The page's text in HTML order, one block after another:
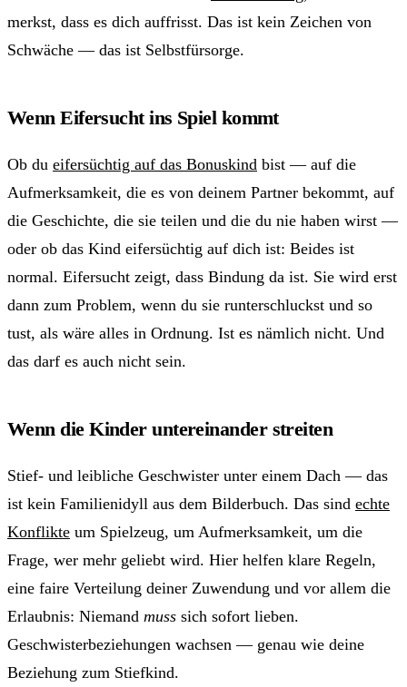
merkst, dass es dich auffrisst. Das ist kein Zeichen von
Schwäche — das ist Selbstfürsorge.
Wenn Eifersucht ins Spiel kommt
Ob du eifersüchtig auf das Bonuskind bist — auf die
Aufmerksamkeit, die es von deinem Partner bekommt, auf
die Geschichte, die sie teilen und die du nie haben wirst —
oder ob das Kind eifersüchtig auf dich ist: Beides ist
normal. Eifersucht zeigt, dass Bindung da ist. Sie wird erst
dann zum Problem, wenn du sie runterschluckst und so
tust, als wäre alles in Ordnung. Ist es nämlich nicht. Und
das darf es auch nicht sein.
Wenn die Kinder untereinander streiten
Stief- und leibliche Geschwister unter einem Dach — das
ist kein Familienidyll aus dem Bilderbuch. Das sind echte
Konflikte um Spielzeug, um Aufmerksamkeit, um die
Frage, wer mehr geliebt wird. Hier helfen klare Regeln,
eine faire Verteilung deiner Zuwendung und vor allem die
Erlaubnis: Niemand muss sich sofort lieben.
Geschwisterbeziehungen wachsen — genau wie deine
Beziehung zum Stiefkind.